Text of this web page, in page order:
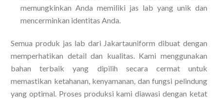
memungkinkan Anda memiliki jas lab yang unik dan
mencerminkan identitas Anda.
Semua produk jas lab dari Jakartauniform dibuat dengan
memperhatikan detail dan kualitas. Kami menggunakan
bahan terbaik yang dipilih secara cermat untuk
memastikan ketahanan, kenyamanan, dan fungsi pelindung
yang optimal. Proses produksi kami diawasi dengan ketat